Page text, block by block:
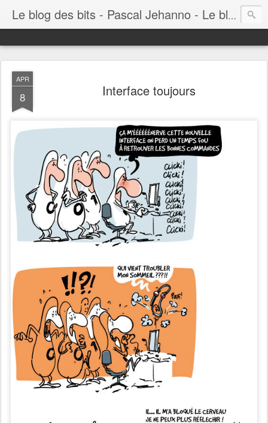
Le blog des bits - Pascal Jehanno - Le blog BD informatique
APR
8 Interface toujours